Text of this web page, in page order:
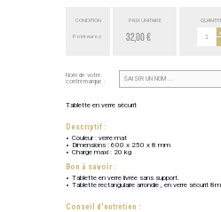
CONDITION
Point euros
PRIX UNITAIRE
32,00 €
-
Nom de votre
contremarque :
Tablette en verre sécurit
Descriptif :
Couleur : verre mat
Dimensions : 600 x 250 x 8 mm
Charge maxi : 20 kg
Bon à savoir :
Tablette en verre livrée sans support.
Tablette rectangulaire arrondie , en verre sécurit
Conseil d'entretien :